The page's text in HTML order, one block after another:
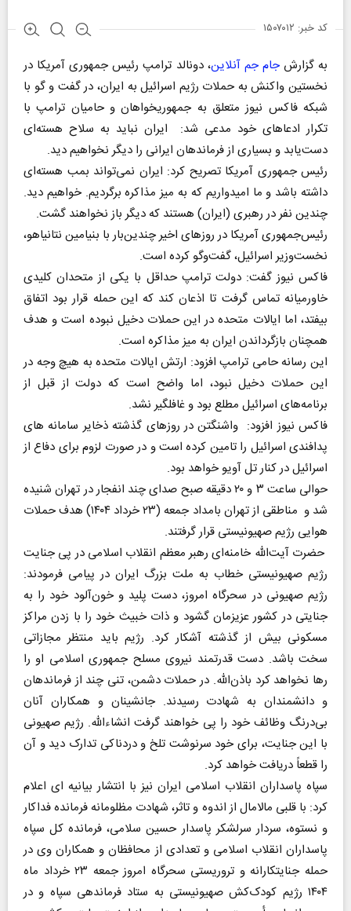
کد خبر: ۱۵۰۷۰۱۲
به گزارشجام جم آنلاین، دونالد ترامپ رئیس جمهوری آمریکا در
نخستین واکنش به حملات رژیم اسرائیل به ایران، در گفت و گو با
شبکه فاکس نیوز متعلق به جمهوریخواهان و حامیان ترامپ با
تکرار ادعاهای خود مدعی شد: ایران نباید به سلاح هسته‌ای
دست‌یابد و بسیاری از فرماندهان ایرانی را دیگر نخواهیم دید.
رئیس جمهوری آمریکا تصریح کرد: ایران نمی‌تواند بمب هسته‌ای
داشته باشد و ما امیدواریم که به میز مذاکره برگردیم. خواهیم دید.
چندین نفر در رهبری (ایران) هستند که دیگر باز نخواهند گشت.
رئیس‌جمهوری آمریکا در روزهای اخیر چندین‌بار با بنیامین نتانیاهو،
نخست‌وزیر اسرائیل، گفت‌وگو کرده است.
فاکس نیوز گفت: دولت ترامپ حداقل با یکی از متحدان کلیدی
خاورمیانه تماس گرفت تا اذعان کند که این حمله قرار بود اتفاق
بیفتد، اما ایالات متحده در این حملات دخیل نبوده است و هدف
همچنان بازگرداندن ایران به میز مذاکره است.
این رسانه حامی ترامپ افزود: ارتش ایالات متحده به هیچ وجه در
این حملات دخیل نبود، اما واضح است که دولت از قبل از
برنامه‌های اسرائیل مطلع بود و غافلگیر نشد.
فاکس نیوز افزود: واشنگتن در روزهای گذشته ذخایر سامانه های
پدافندی اسرائیل را تامین کرده است و در صورت لزوم برای دفاع از
اسرائیل در کنار تل آویو خواهد بود.
حوالی ساعت ۳ و ۲۰ دقیقه صبح صدای چند انفجار در تهران شنیده
شد و مناطقی از تهران بامداد جمعه (۲۳ خرداد ۱۴۰۴) هدف حملات
هوایی رژیم صهیونیستی قرار گرفتند.
حضرت آیت‌الله خامنه‌ای رهبر معظم انقلاب اسلامی در پی جنایت
رژیم صهیونیستی خطاب به ملت بزرگ ایران در پیامی فرمودند:
رژیم صهیونی در سحرگاه امروز، دست پلید و خون‌آلود خود را به
جنایتی در کشور عزیزمان گشود و ذات خبیث خود را با زدن مراکز
مسکونی بیش از گذشته آشکار کرد. رژیم باید منتظر مجازاتی
سخت باشد. دست قدرتمند نیروی مسلح جمهوری اسلامی او را
رها نخواهد کرد باذن‌الله. در حملات دشمن، تنی چند از فرماندهان
و دانشمندان به شهادت رسیدند. جانشینان و همکاران آنان
بی‌درنگ وظائف خود را پی خواهند گرفت انشاء‌الله. رژیم صهیونی
با این جنایت، برای خود سرنوشت تلخ و دردناکی تدارک دید و آن
را قطعاً دریافت خواهد کرد.
سپاه پاسداران انقلاب اسلامی ایران نیز با انتشار بیانیه ای اعلام
کرد: با قلبی مالامال از اندوه و تاثر، شهادت مظلومانه فرمانده فداکار
و نستوه، سردار سرلشکر پاسدار حسین سلامی، فرمانده کل سپاه
پاسداران انقلاب اسلامی و تعدادی از محافظان و همکاران وی در
حمله جنایتکارانه و تروریستی سحرگاه امروز جمعه ۲۳ خرداد ماه
۱۴۰۴ رژیم کودک‌کش صهیونیستی به ستاد فرماندهی سپاه و در